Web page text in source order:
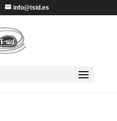
info@tsid.es